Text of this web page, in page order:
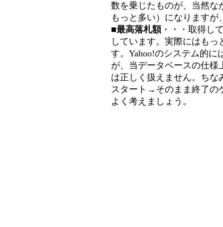
数を乗じたものが、当然な
もっと多い）になります
■最高落札額 ・・・取得し
しています。実際にはも
す。Yahoo!のシステム的に
が、当データベースの仕様
は正しく扱えません。ちな
スタート→そのまま終了の
よく考えましょう。